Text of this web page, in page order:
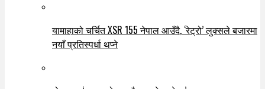
यामाहाको चर्चित XSR 155 नेपाल आउँदै, ‘रेट्रो’ लुक्सले बजारमा
नयाँ प्रतिस्पर्धा थप्ने